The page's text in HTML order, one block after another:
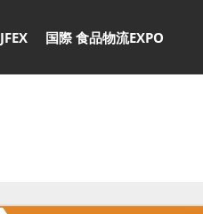
JFEX 国際 食品物流EXPO